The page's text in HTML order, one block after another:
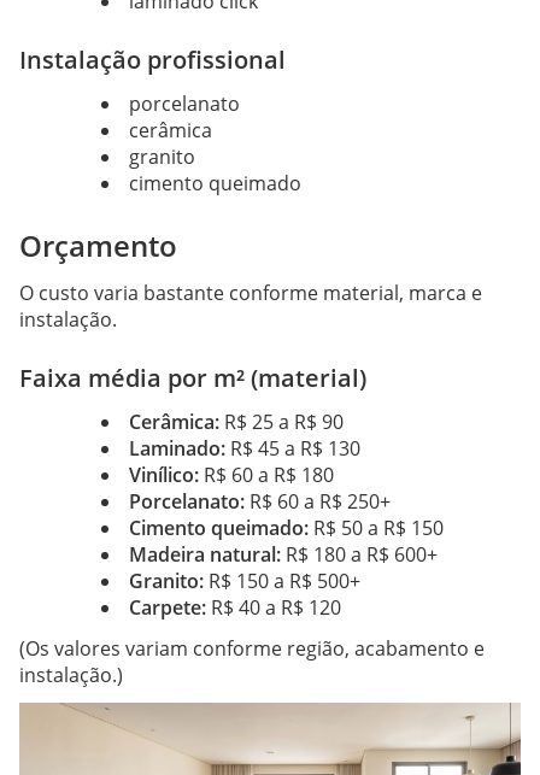
Instalação profissional
porcelanato
cerâmica
granito
cimento queimado
Orçamento
O custo varia bastante conforme material, marca e
instalação.
Faixa média por m² (material)
Cerâmica: R$ 25 a R$ 90
Laminado: R$ 45 a R$ 130
Vinílico: R$ 60 a R$ 180
Porcelanato: R$ 60 a R$ 250+
Cimento queimado: R$ 50 a R$ 150
Madeira natural: R$ 180 a R$ 600+
Granito: R$ 150 a R$ 500+
Carpete: R$ 40 a R$ 120
(Os valores variam conforme região, acabamento e
instalação.)